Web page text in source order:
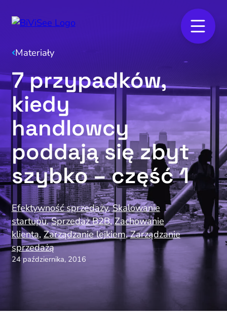
Materiały
7 przypadków,
kiedy
handlowcy
poddają się zbyt
szybko – część 1
24 października, 2016
Efektywność sprzedaży,Skalowanie
startupu,Sprzedaż B2B,Zachowanie
klienta,Zarządzanie lejkiem,Zarządzanie
sprzedażą